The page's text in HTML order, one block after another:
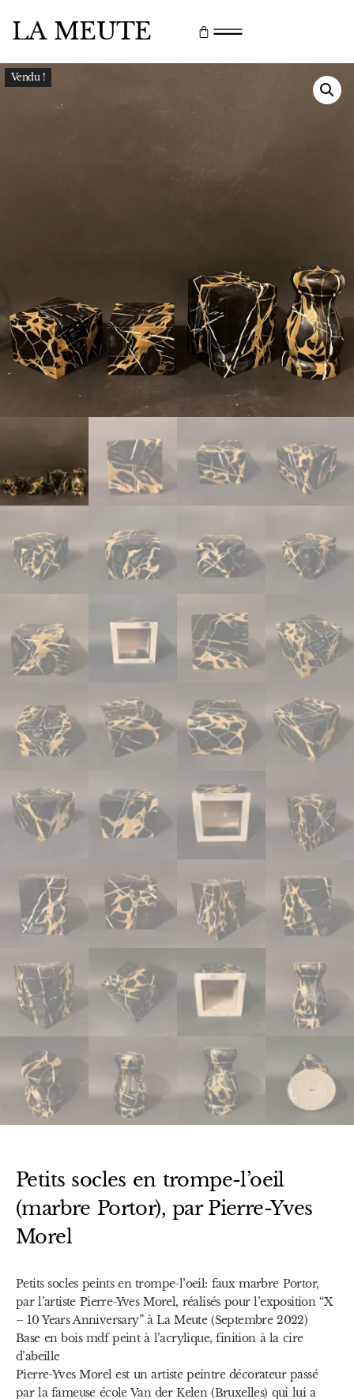
LA MEUTE
Vendu !
Petits socles en trompe-l’oeil
(marbre Portor), par Pierre-Yves
Morel
Petits socles peints en trompe-l’oeil: faux marbre Portor,
par l’artiste Pierre-Yves Morel, réalisés pour l’exposition “X
– 10 Years Anniversary” à La Meute (Septembre 2022)
Base en bois mdf peint à l’acrylique, finition à la cire
d’abeille
Pierre-Yves Morel est un artiste peintre décorateur passé
par la fameuse école Van der Kelen (Bruxelles) qui lui a